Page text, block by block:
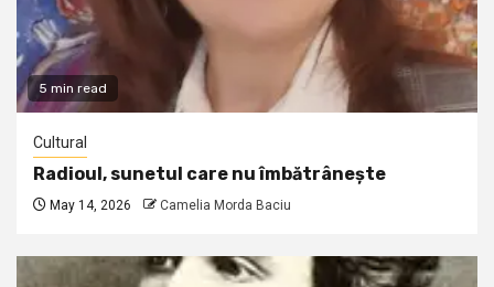
5 min read
Cultural
Radioul, sunetul care nu îmbătrânește
May 14, 2026 Camelia Morda Baciu